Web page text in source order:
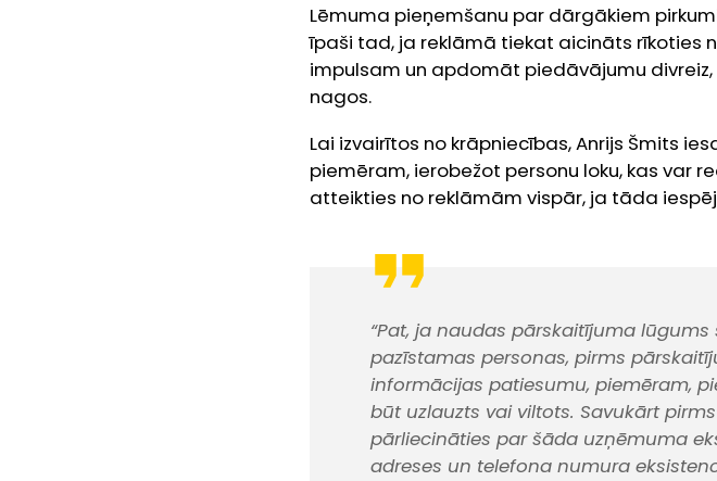
Lēmuma pieņemšanu par dārgākiem
īpaši tad, ja reklāmā tiekat aicināts rīkoties
impulsam un apdomāt piedāvājumu
nagos.
Lai izvairītos no krāpniecības, Anrijs Šmits
piemēram, ierobežot personu loku, kas var
atteikties no reklāmām vispār, ja tāda
“Pat, ja naudas pārskaitījuma
pazīstamas personas, pirms
informācijas patiesumu, piemēram,
būt uzlauzts vai viltots. Savukārt
pārliecināties par šāda uzņēmuma
adreses un telefona numura